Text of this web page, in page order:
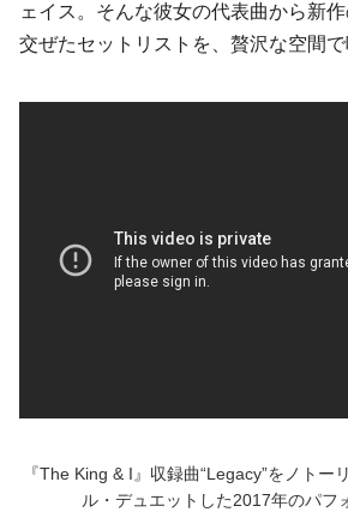
ェイス。そんな彼女の代表曲から新
交ぜたセットリストを、贅沢な空間で
『The King & I』 収録曲“Legacy”を ノトー
ル・デュエットした2017年のパフ